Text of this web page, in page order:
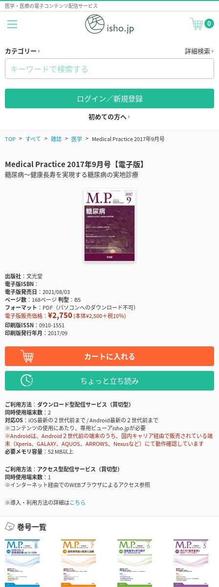
医学・医療の電子コンテンツ配信サービス
0
カテゴリー 詳細検索
ログイン／新規登録
初めての方へ
TOP すべて 雑誌 医学 Medical Practice 2017年9月号
Medical Practice 2017年9月号【電子版】
糖尿病～健康長寿を実現する糖尿病の実地診療
出版社
文光堂
電子版ISBN
電子版発売日
2021/08/03
ページ数
168ページ判型
B5
フォーマット
PDF（パソコンへのダウンロード不可）
電子版販売価格： ¥2,750(本体¥2,500＋税10％)
印刷版ISSN
0910-1551
印刷版発行年月
2017/09
カートに入れる
ちょっと立ち読み
ご利用方法
ダウンロード型配信サービス（買切型）
同時使用端末数
2
対応OS
iOS最新の２世代前まで / Android最新の２世代前まで
※コンテンツの使用にあたり、専用ビューアisho.jpが必要
※Androidは、Android２世代前の端末のうち、国内キャリア経由で販売されている端
末（Xperia、GALAXY、AQUOS、ARROWS、Nexusなど）にて動作確認しています
必要メモリ容量
52 MB以上
ご利用方法
アクセス型配信サービス（買切型）
同時使用端末数
1
※インターネット経由でのWEBブラウザによるアクセス参照
※導入・利用方法の詳細はこちら
巻号一覧